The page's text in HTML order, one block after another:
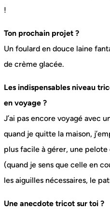
!
Ton prochain projet ?
Un foulard en douce laine
de crème glacée.
Les indispensables niveau
en voyage ?
J’ai pas encore voyagé avec
quand je quitte la maison,
plus facile à gérer, une pelote
(quand je sens que celle en
les aiguilles nécessaires, le
Une anecdote tricot sur toi ?